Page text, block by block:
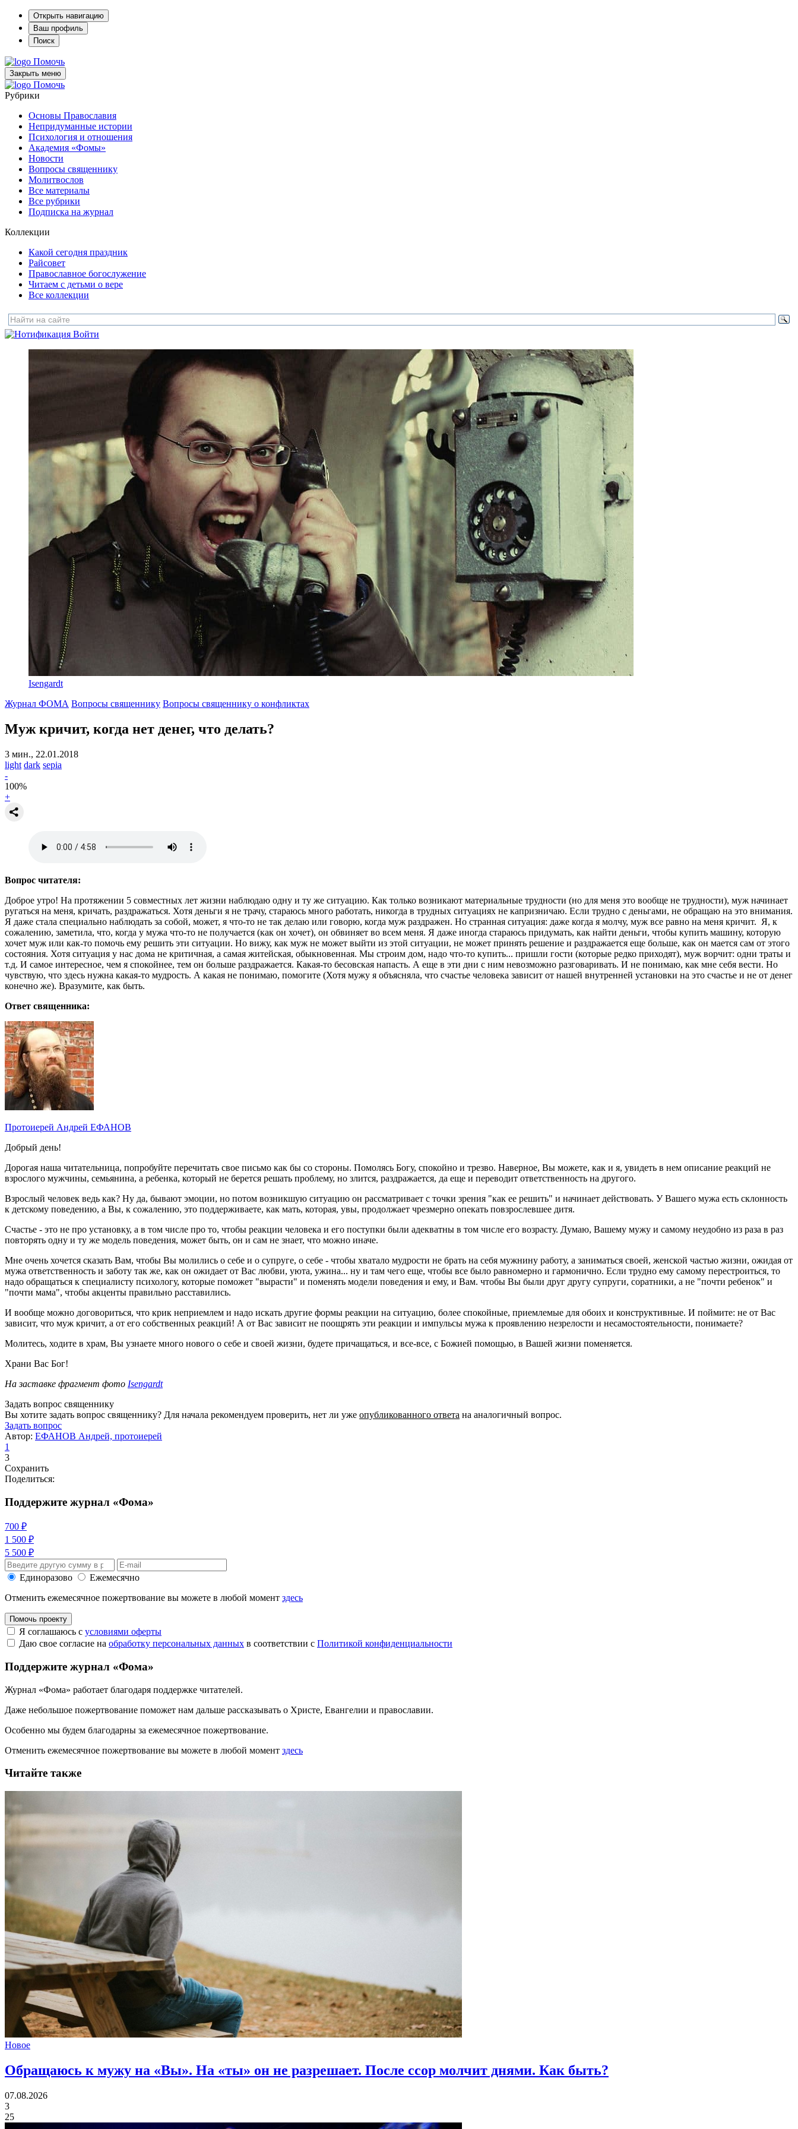
Открыть навигацию
Ваш профиль
Поиск
Помочь
Закрыть меню
Помочь
Рубрики
Основы Православия
Непридуманные истории
Психология и отношения
Академия «Фомы»
Новости
Вопросы священнику
Молитвослов
Все материалы
Все рубрики
Подписка на журнал
Коллекции
Какой сегодня праздник
Райсовет
Православное богослужение
Читаем с детьми о вере
Все коллекции
Войти
Isengardt
Журнал ФОМА Вопросы священнику Вопросы священнику о конфликтах
Муж кричит, когда нет денег, что делать?
3 мин., 22.01.2018
light dark sepia
-
100%
+
Вопрос читателя:
Доброе утро! На протяжении 5 совместных лет жизни наблюдаю одну и ту же ситуацию. Как только возникают материальные трудности (но для меня это вообще не трудности), муж начинает
ругаться на меня, кричать, раздражаться. Хотя деньги я не трачу, стараюсь много работать, никогда в трудных ситуациях не капризничаю. Если трудно с деньгами, не обращаю на это внимания.
Я даже стала специально наблюдать за собой, может, я что-то не так делаю или говорю, когда муж раздражен. Но странная ситуация: даже когда я молчу, муж все равно на меня кричит. Я, к
сожалению, заметила, что, когда у мужа что-то не получается (как он хочет), он обвиняет во всем меня. Я даже иногда стараюсь придумать, как найти деньги, чтобы купить машину, которую
хочет муж или как-то помочь ему решить эти ситуации. Но вижу, как муж не может выйти из этой ситуации, не может принять решение и раздражается еще больше, как он мается сам от этого
состояния. Хотя ситуация у нас дома не критичная, а самая житейская, обыкновенная. Мы строим дом, надо что-то купить... пришли гости (которые редко приходят), муж ворчит: одни траты и
т.д. И самое интересное, чем я спокойнее, тем он больше раздражается. Какая-то бесовская напасть. А еще в эти дни с ним невозможно разговаривать. И не понимаю, как мне себя вести. Но
чувствую, что здесь нужна какая-то мудрость. А какая не понимаю, помогите (Хотя мужу я объясняла, что счастье человека зависит от нашей внутренней установки на это счастье и не от денег
конечно же). Вразумите, как быть.
Ответ священника:
Протоиерей Андрей ЕФАНОВ
Добрый день!
Дорогая наша читательница, попробуйте перечитать свое письмо как бы со стороны. Помолясь Богу, спокойно и трезво. Наверное, Вы можете, как и я, увидеть в нем описание реакций не
взрослого мужчины, семьянина, а ребенка, который не берется решать проблему, но злится, раздражается, да еще и переводит ответственность на другого.
Взрослый человек ведь как? Ну да, бывают эмоции, но потом возникшую ситуацию он рассматривает с точки зрения "как ее решить" и начинает действовать. У Вашего мужа есть склонность
к детскому поведению, а Вы, к сожалению, это поддерживаете, как мать, которая, увы, продолжает чрезмерно опекать повзрослевшее дитя.
Счастье - это не про установку, а в том числе про то, чтобы реакции человека и его поступки были адекватны в том числе его возрасту. Думаю, Вашему мужу и самому неудобно из раза в раз
повторять одну и ту же модель поведения, может быть, он и сам не знает, что можно иначе.
Мне очень хочется сказать Вам, чтобы Вы молились о себе и о супруге, о себе - чтобы хватало мудрости не брать на себя мужнину работу, а заниматься своей, женской частью жизни, ожидая от
мужа ответственность и заботу так же, как он ожидает от Вас любви, уюта, ужина... ну и там чего еще, чтобы все было равномерно и гармонично. Если трудно ему самому перестроиться, то
надо обращаться к специалисту психологу, которые поможет "вырасти" и поменять модели поведения и ему, и Вам. чтобы Вы были друг другу супруги, соратники, а не "почти ребенок" и
"почти мама", чтобы акценты правильно расставились.
И вообще можно договориться, что крик неприемлем и надо искать другие формы реакции на ситуацию, более спокойные, приемлемые для обоих и конструктивные. И поймите: не от Вас
зависит, что муж кричит, а от его собственных реакций! А от Вас зависит не поощрять эти реакции и импульсы мужа к проявлению незрелости и несамостоятельности, понимаете?
Молитесь, ходите в храм, Вы узнаете много нового о себе и своей жизни, будете причащаться, и все-все, с Божией помощью, в Вашей жизни поменяется.
Храни Вас Бог!
На заставке фрагмент фото Isengardt
Задать вопрос священнику
Вы хотите задать вопрос священнику? Для начала рекомендуем проверить, нет ли уже опубликованного ответа на аналогичный вопрос.
Задать вопрос
Автор: ЕФАНОВ Андрей, протоиерей
1
3
Сохранить
Поделиться:
Поддержите журнал «Фома»
700 ₽
1 500 ₽
5 500 ₽
Единоразово
Ежемесячно
Отменить ежемесячное пожертвование вы можете в любой момент здесь
Помочь проекту
Я соглашаюсь с условиями оферты
Даю свое согласие на обработку персональных данных в соответствии с Политикой конфиденциальности
Поддержите журнал «Фома»
Журнал «Фома» работает благодаря поддержке читателей.
Даже небольшое пожертвование поможет нам дальше рассказывать о Христе, Евангелии и православии.
Особенно мы будем благодарны за ежемесячное пожертвование.
Отменить ежемесячное пожертвование вы можете в любой момент здесь
Читайте также
Новое
Обращаюсь к мужу на «Вы». На «ты» он не разрешает. После ссор молчит днями. Как быть?
07.08.2026
3
25